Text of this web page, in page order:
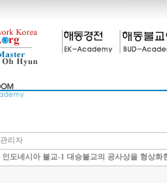
관리자
인도네시아 불교-1 대승불교의 공사상을 형상화